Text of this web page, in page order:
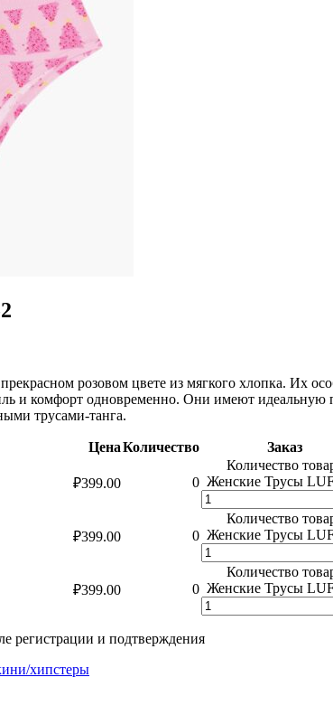
розовом цвете из мягкого хлопка. Их
и комфорт одновременно. Они имеют идеальную
трусами-танга.
ЦенаКоличество Заказ
₽399.00 0
Количество
Женские Трусы
₽399.00 0
Количество
Женские Трусы
₽399.00 0
Количество
Женские Трусы
регистрации и подтверждения
хипстеры